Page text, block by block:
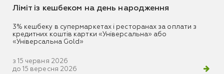
Ліміт із кешбеком на день народження
3% кешбеку в супермаркетах і ресторанах за оплати з
кредитних коштів картки «Універсальна» або
«Універсальна Gold»
з 15 червня 2026
до 15 вересня 2026